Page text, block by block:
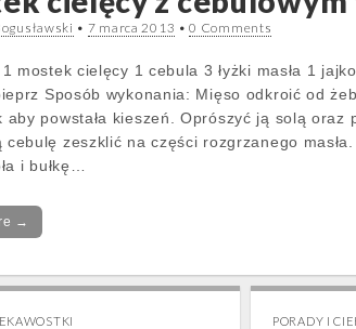
• 7 marca 2013 •0 Comments
1 mostek cielęcy 1 cebula 3 łyżki masła 1
Sposób wykonania: Mięso odkroić od
aby powstała kieszeń. Oprószyć ją solą oraz
cebulę zeszklić na części rozgrzanego
i bułkę…
→
PORADY I